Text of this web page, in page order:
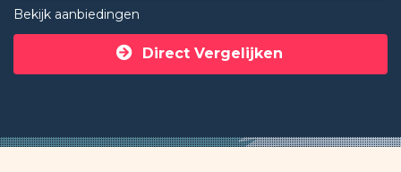
Bekijk aanbiedingen
Direct Vergelijken